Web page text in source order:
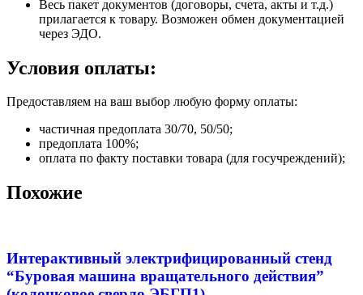
Весь пакет документов (договоры, счета, акты и т.д.)
прилагается к товару. Возможен обмен документацией
через ЭДО.
Условия оплаты:
Предоставляем на ваш выбор любую форму оплаты:
частичная предоплата 30/70, 50/50;
предоплата 100%;
оплата по факту поставки товара (для госучреждений);
Похожие
Интерактивный электрифицированный стенд
“Буровая машина вращательного действия”